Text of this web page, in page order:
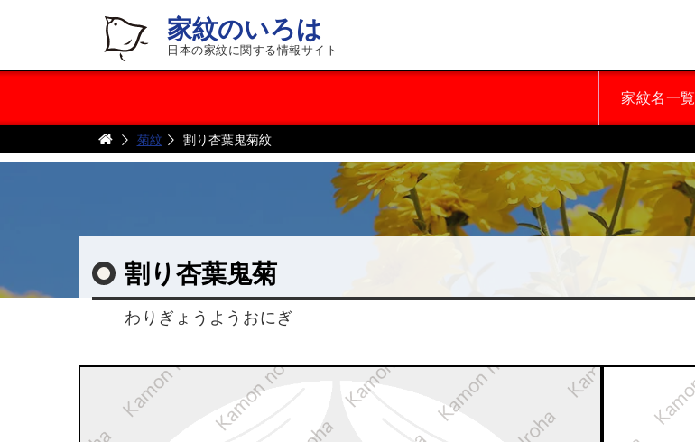
家紋のいろは
日本の家紋に関する情報サイト
家紋名一覧
菊紋 割り杏葉鬼菊紋
割り杏葉鬼菊
わりぎょうようおにぎ